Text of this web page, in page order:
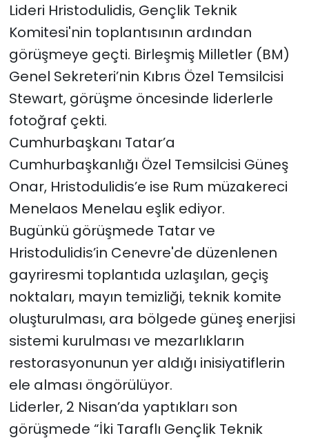
Lideri Hristodulidis, Gençlik Teknik
Komitesi'nin toplantısının ardından
görüşmeye geçti. Birleşmiş Milletler (BM)
Genel Sekreteri’nin Kıbrıs Özel Temsilcisi
Stewart, görüşme öncesinde liderlerle
fotoğraf çekti.
Cumhurbaşkanı Tatar’a
Cumhurbaşkanlığı Özel Temsilcisi Güneş
Onar, Hristodulidis’e ise Rum müzakereci
Menelaos Menelau eşlik ediyor.
Bugünkü görüşmede Tatar ve
Hristodulidis’in Cenevre'de düzenlenen
gayriresmi toplantıda uzlaşılan, geçiş
noktaları, mayın temizliği, teknik komite
oluşturulması, ara bölgede güneş enerjisi
sistemi kurulması ve mezarlıkların
restorasyonunun yer aldığı inisiyatiflerin
ele alması öngörülüyor.
Liderler, 2 Nisan’da yaptıkları son
görüşmede “İki Taraflı Gençlik Teknik